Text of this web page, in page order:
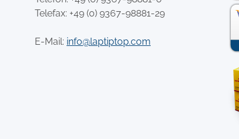
Telefax: +49 (0) 9367-98881-29
E-Mail: info@laptiptop.com